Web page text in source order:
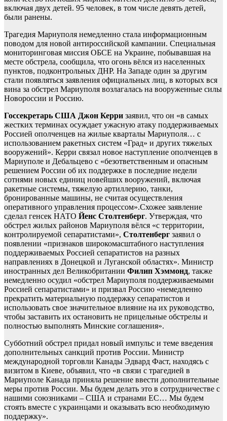
включая двух детей. 95 человек, в том числе девять детей,
были ранены.
Трагедия Мариуполя немедленно стала информационным
поводом для новой антироссийской кампании. Специальная
мониторинговая миссия ОБСЕ на Украине, побывавшая на
месте обстрела, сообщила, что огонь вёлся из населенных
пунктов, подконтрольных ДНР. На Западе один за другим
стали появляться заявления официальных лиц, в которых вся
вина за обстрел Мариуполя возлагалась на вооруженные силы
Новороссии и Россию.
Госсекретарь США Джон Керри заявил, что он «в самых
жестких терминах осуждает ужасную атаку поддерживаемых
Россией ополченцев на жилые кварталы Мариуполя… с
использованием ракетных систем «Град» и других тяжелых
вооружений». Керри связал новое наступление ополченцев в
Мариуполе и Дебальцево с «безответственным и опасным
решением России об их поддержке в последние недели
сотнями новых единиц новейших вооружений, включая
ракетные системы, тяжелую артиллерию, танки,
бронированные машины, не считая осуществления
оперативного управления процессом».Схожее заявление
сделал генсек НАТО Йенс Столтенберг. Утверждая, что
обстрел жилых районов Мариуполя вёлся «с территории,
контролируемой сепаратистами», Столтенберг заявил о
появлении «признаков широкомасштабного наступления
поддерживаемых Россией сепаратистов на разных
направлениях в Донецкой и Луганской областях». Министр
иностранных дел Великобритании Филип Хэммонд, также
немедленно осудил «обстрел Мариуполя поддерживаемыми
Россией сепаратистами» и призвал Россию «немедленно
прекратить материальную поддержку сепаратистов и
использовать свое значительное влияние на их руководство,
чтобы заставить их остановить не прицельные обстрелы и
полностью выполнять Минские соглашения».
Субботний обстрел придал новый импульс и теме введения
дополнительных санкций против России. Министр
международной торговли Канады Эдвард Фаст, находясь с
визитом в Киеве, объявил, что «в связи с трагедией в
Мариуполе Канада приняла решение ввести дополнительные
меры против России. Мы будем делать это в сотрудничестве с
нашими союзниками – США и странами ЕС… Мы будем
стоять вместе с украинцами и оказывать всю необходимую
поддержку».